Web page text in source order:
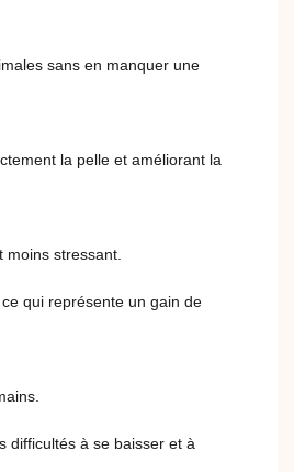
sans en manquer une
la pelle et améliorant la
stressant.
qui représente un gain de
difficultés à se baisser et à